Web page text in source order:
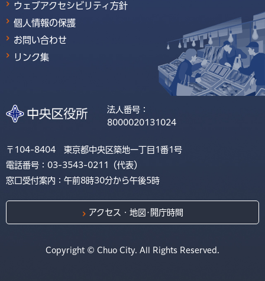
ウェブアクセシビリティ方針
個人情報の保護
お問い合わせ
リンク集
法人番号：
8000020131024
〒104-8404 東京都中央区築地一丁目1番1号
電話番号：03-3543-0211（代表）
窓口受付案内：午前8時30分から午後5時
アクセス・地図･開庁時間
Copyright © Chuo City. All Rights Reserved.